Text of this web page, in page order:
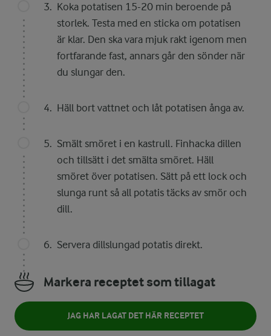
Koka potatisen 15-20 min beroende på
storlek. Testa med en sticka om potatisen
är klar. Den ska vara mjuk rakt igenom men
fortfarande fast, annars går den sönder när
du slungar den.
Häll bort vattnet och låt potatisen ånga av.
Smält smöret i en kastrull. Finhacka dillen
och tillsätt i det smälta smöret. Häll
smöret över potatisen. Sätt på ett lock och
slunga runt så all potatis täcks av smör och
dill.
Servera dillslungad potatis direkt.
Markera receptet som tillagat
JAG HAR LAGAT DET HÄR RECEPTET